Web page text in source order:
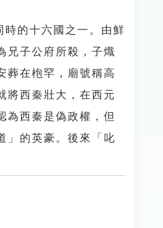
時的十六國之一。由鮮
兄子公府所殺，子熾
葬在枹罕，廟號稱高
將西秦壯大，在西元
為西秦是偽政權，但
」的英豪。後來「叱